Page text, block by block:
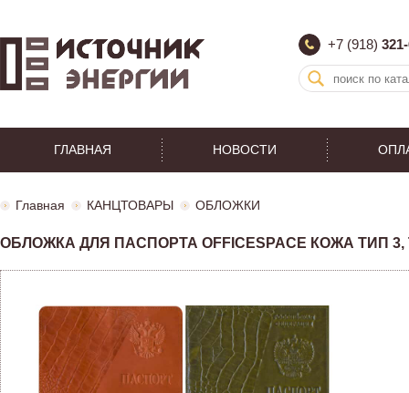
+7 (918)
ГЛАВНАЯ НОВОСТИ
Главная КАНЦТОВАРЫ ОБЛОЖКИ
ОБЛОЖКА ДЛЯ ПАСПОРТА OFFICESPACE КОЖА ТИП